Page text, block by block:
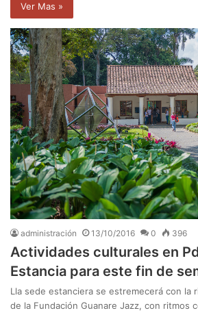
Ver Mas »
administración 13/10/2016 0 396
Actividades culturales en
Estancia para este fin de
Lla sede estanciera se estremecerá con la
de la Fundación Guanare Jazz, con ritmos